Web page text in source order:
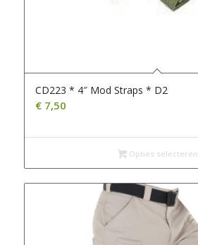
CD223 * 4″ Mod Straps * D2
€7,50
Opties selecteren